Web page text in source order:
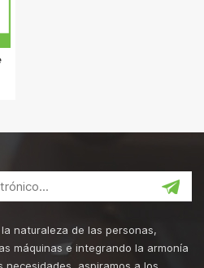
naturaleza de las personas,
máquinas e integrando la armonía
necesidades, aspiramos a los